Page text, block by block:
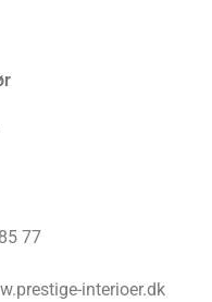
77
interioer.dk